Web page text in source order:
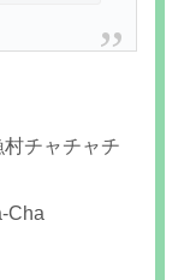
チャチャチ
Cha